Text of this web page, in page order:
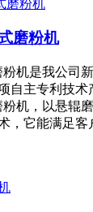
磨粉机
机是我公司
自主专利技
机，以悬辊
，它能满足